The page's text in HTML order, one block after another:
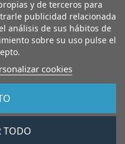
y de terceros para
publicidad relacionada
análisis de sus hábitos de
sobre su uso pulse el
cookies
TODO